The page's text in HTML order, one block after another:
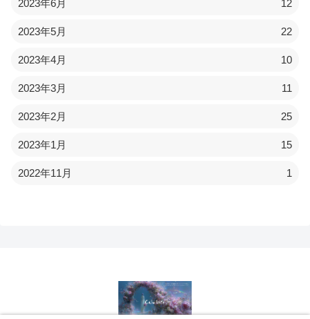
2023年6月 12
2023年5月 22
2023年4月 10
2023年3月 11
2023年2月 25
2023年1月 15
2022年11月 1